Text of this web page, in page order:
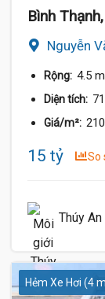
Bình
Nguyễn
Rộng: 4.5 m
Diện tích:
Giá/m²:
15 tỷ So
Thúy
Hẻm Xe Hơi (4